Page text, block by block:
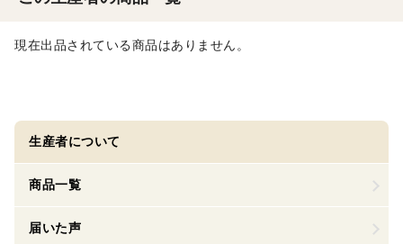
現在出品されている商品はありません。
生産者について
商品一覧
届いた声